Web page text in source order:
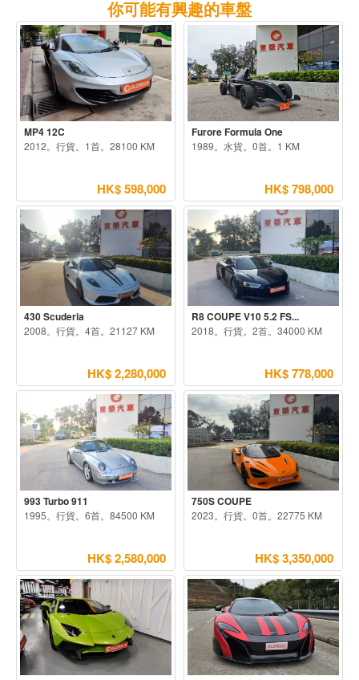
你可能有興趣的車盤
MP4 12C
2012。行貨。1首。28100 KM
HK$ 598,000
Furore Formula One
1989。水貨。0首。1 KM
HK$ 798,000
430 Scuderia
2008。行貨。4首。21127 KM
HK$ 2,280,000
R8 COUPE V10 5.2 FS...
2018。行貨。2首。34000 KM
HK$ 778,000
993 Turbo 911
1995。行貨。6首。84500 KM
HK$ 2,580,000
750S COUPE
2023。行貨。0首。22775 KM
HK$ 3,350,000